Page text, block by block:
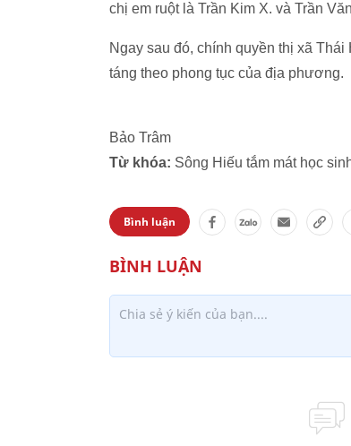
chị em ruột là Trần Kim X. và Trần
Ngay sau đó, chính quyền thị xã
táng theo phong tục của địa phương.
Bảo Trâm
Từ khóa: Sông Hiếu tắm mát học
Bình luận